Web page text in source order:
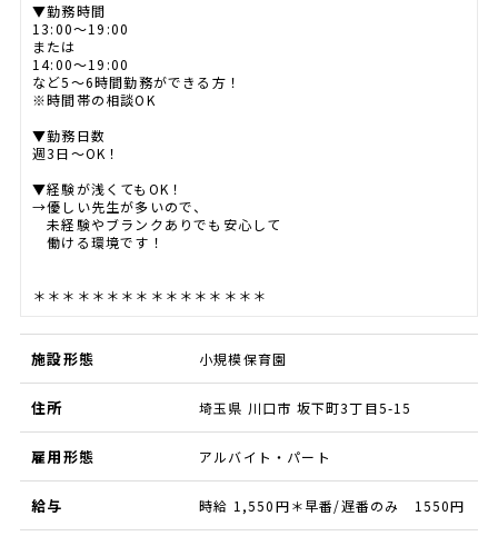
▼勤務時間
13:00～19:00
または
14:00～19:00
など5～6時間勤務ができる方！
※時間帯の相談OK
▼勤務日数
週3日～OK！
▼経験が浅くてもOK！
→優しい先生が多いので、
未経験やブランクありでも安心して
働ける環境です！
＊＊＊＊＊＊＊＊＊＊＊＊＊＊＊＊
施設形態 小規模保育園
住所 埼玉県 川口市 坂下町3丁目5-15
雇用形態 アルバイト・パート
給与 時給 1,550円＊早番/遅番のみ 1550円